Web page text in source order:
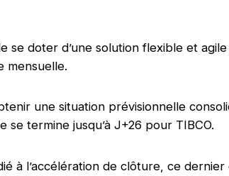
se doter d’une solution flexible et
mensuelle.
une situation prévisionnelle
se termine jusqu’à J+26 pour TIBCO.
à l’accélération de clôture, ce